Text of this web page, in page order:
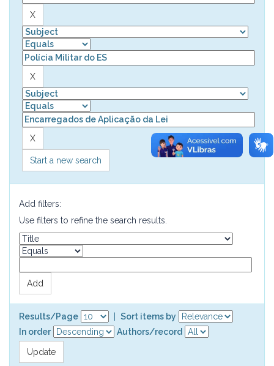
Start a new search
Add filters:
Use filters to refine the search results.
Results/Page
Sort items by
In order
Authors/record